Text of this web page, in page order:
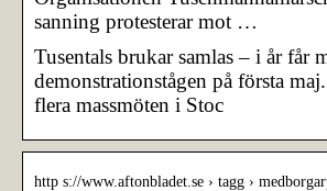
sanning protesterar mot …
Tusentals brukar samlas – i år får
demonstrationstågen på första
flera massmöten i Stoc
http s://www.aftonbladet.se › tagg ›